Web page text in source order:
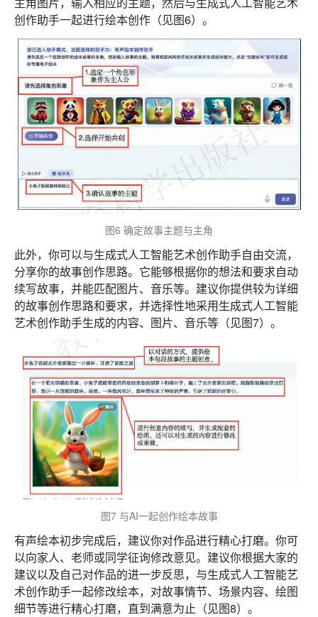
创作助手一起进行绘本创作（见图6）。
图6 确定故事主题与主角
此外，你可以与生成式人工智能艺术创作助手自由交流，
分享你的故事创作思路。它能够根据你的想法和要求自动
续写故事，并能匹配图片、音乐等。建议你提供较为详细
的故事创作思路和要求，并选择性地采用生成式人工智能
艺术创作助手生成的内容、图片、音乐等（见图7）。
图7 与AI一起创作绘本故事
有声绘本初步完成后，建议你对作品进行精心打磨。你可
以向家人、老师或同学征询修改意见。建议你根据大家的
建议以及自己对作品的进一步反思，与生成式人工智能艺
术创作助手一起修改绘本，对故事情节、场景内容、绘图
细节等进行精心打磨，直到满意为止（见图8）。